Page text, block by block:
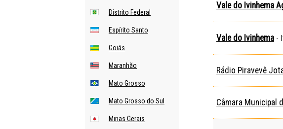
Distrito Federal
Espírito Santo
Goiás
Maranhão
Mato Grosso
Mato Grosso do Sul
Minas Gerais
Vale do Ivinhema
Vale do Ivinhema -
Rádio Piravevê
Câmara Municipal